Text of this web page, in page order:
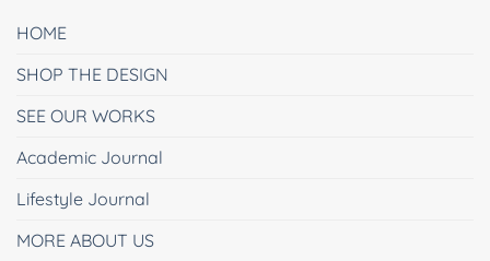
HOME
SHOP THE DESIGN
SEE OUR WORKS
Academic Journal
Lifestyle Journal
MORE ABOUT US